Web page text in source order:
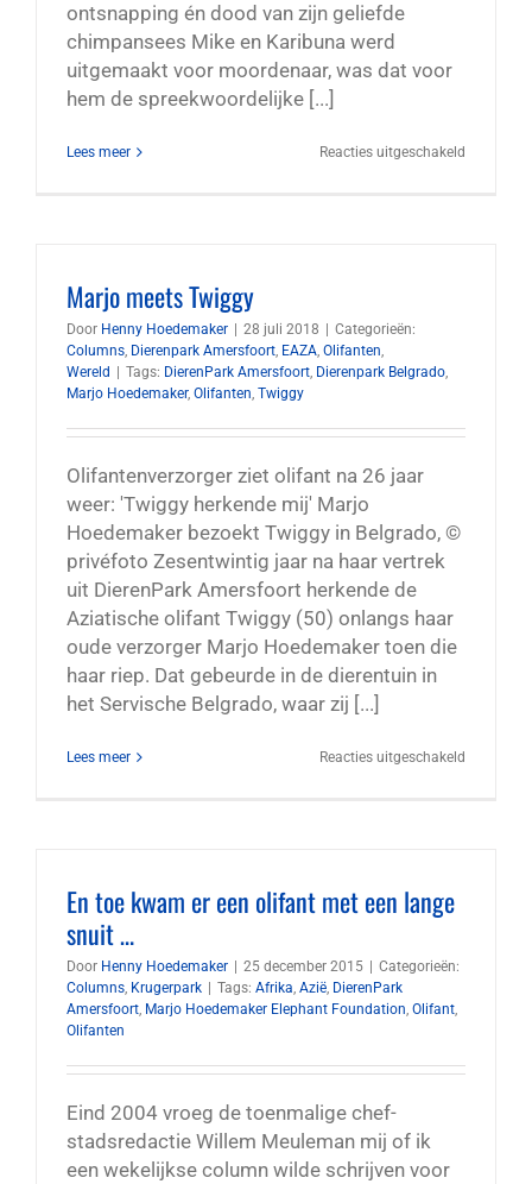
ontsnapping én dood van zijn geliefde
chimpansees Mike en Karibuna werd
uitgemaakt voor moordenaar, was dat voor
hem de spreekwoordelijke [...]
Lees meer Reacties uitgeschakeld
Marjo meets Twiggy
Door Henny Hoedemaker 28 juli 2018
Categorieën:
Columns, Dierenpark Amersfoort, EAZA, Olifanten,
Wereld
Tags: DierenPark Amersfoort, Dierenpark Belgrado,
Marjo Hoedemaker, Olifanten, Twiggy
Olifantenverzorger ziet olifant na 26 jaar
weer: 'Twiggy herkende mij' Marjo
Hoedemaker bezoekt Twiggy in Belgrado, ©
privéfoto Zesentwintig jaar na haar vertrek
uit DierenPark Amersfoort herkende de
Aziatische olifant Twiggy (50) onlangs haar
oude verzorger Marjo Hoedemaker toen die
haar riep. Dat gebeurde in de dierentuin in
het Servische Belgrado, waar zij [...]
Lees meer Reacties uitgeschakeld
En toe kwam er een olifant met een lange
snuit …
Door Henny Hoedemaker 25 december 2015
Categorieën:
Columns, Krugerpark Tags: Afrika, Azië, DierenPark
Amersfoort, Marjo Hoedemaker Elephant Foundation, Olifant,
Olifanten
Eind 2004 vroeg de toenmalige chef-
stadsredactie Willem Meuleman mij of ik
een wekelijkse column wilde schrijven voor